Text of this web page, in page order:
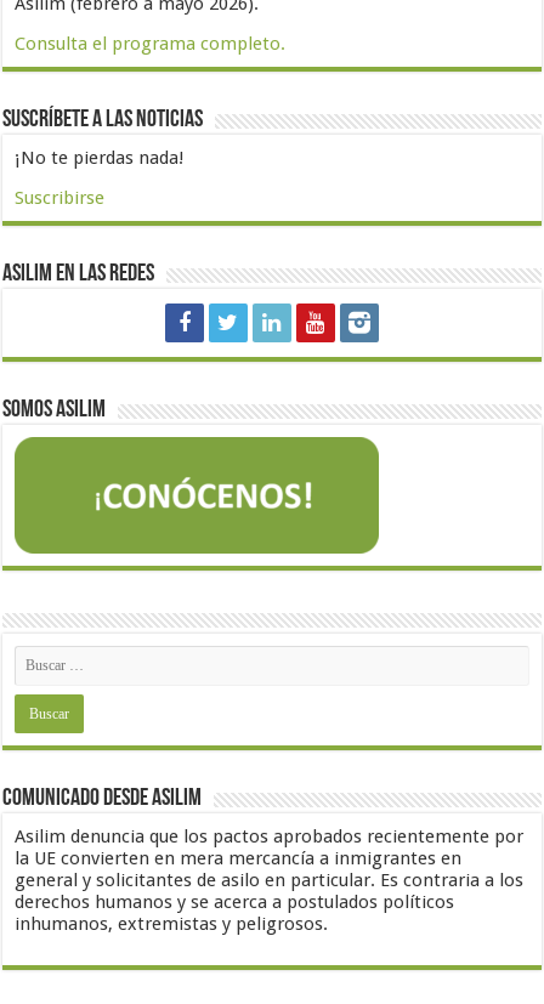
Consulta el programa completo.
Suscríbete a las noticias
¡No te pierdas nada!
Suscribirse
Asilim en las redes
Somos Asilim
Comunicado desde Asilim
Asilim denuncia que los pactos aprobados recientemente por
la UE convierten en mera mercancía a inmigrantes en
general y solicitantes de asilo en particular. Es contraria a los
derechos humanos y se acerca a postulados políticos
inhumanos, extremistas y peligrosos.